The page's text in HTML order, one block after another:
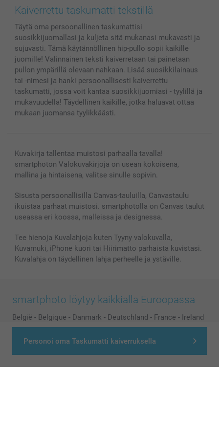
Personoi oma Taskumatti kaiverruksella
Valokuvat, Julisteet & Taskukirjat
MyNameBook
Kuvakalenterit & Päivyrit
Valokuvakehykset & Lisätarvikkeet
Lahjakortti
Kaikki kuvatuotteet
Evästekäytäntö
Ehdot/takuut
Investor Relations
100% tyytyväisyystakuu
Hinnat & maksutavat
Tilausten tila
Kaiverrettu taskumatti tekstillä
Täytä oma persoonallinen taskumattisi
suosikkijuomallasi ja kuljeta sitä mukanasi mukavasti ja
sujuvasti. Tämä käytännöllinen hip-pullo sopii kaikille
juomille! Valinnainen teksti kaiverretaan tai painetaan
pullon ympärillä olevaan nahkaan. Lisää suosikkilainaus
tai -nimesi ja hanki persoonallisesti kaiverrettu
taskumatti, jossa voit kantaa suosikkijuomiasi - tyylillä ja
mukavuudella! Täydellinen kaikille, jotka haluavat ottaa
mukaan juomansa tyylikkäästi.
Kuvakirja tallentaa muistosi parhaalla tavalla!
smartphoton Valokuvakirjoja on usean kokoisena,
mallina ja hintaisena, valitse sinulle sopivin.
Sisusta persoonallisilla Canvas-tauluilla, Canvastaulu
ikuistaa parhaat muistosi. smartphotolla on Canvas taulut
useassa eri koossa, malleissa ja designessa.
Tee hienoja Kuvalahjoja kuten Tyyny valokuvalla,
Kuvamuki, iPhone kuori tai Hiirimatto parhaista kuvistasi.
Kuvalahja on täydellinen lahja perheelle ja ystäville.
smartphoto löytyy kaikkialla Euroopassa
België - Belgique - Danmark - Deutschland - France - Ireland
- Nederland - Norge - Österreich - Schweiz - Suisse -
Switzerland - Suomi - Sverige United Kingdom
Other Countries